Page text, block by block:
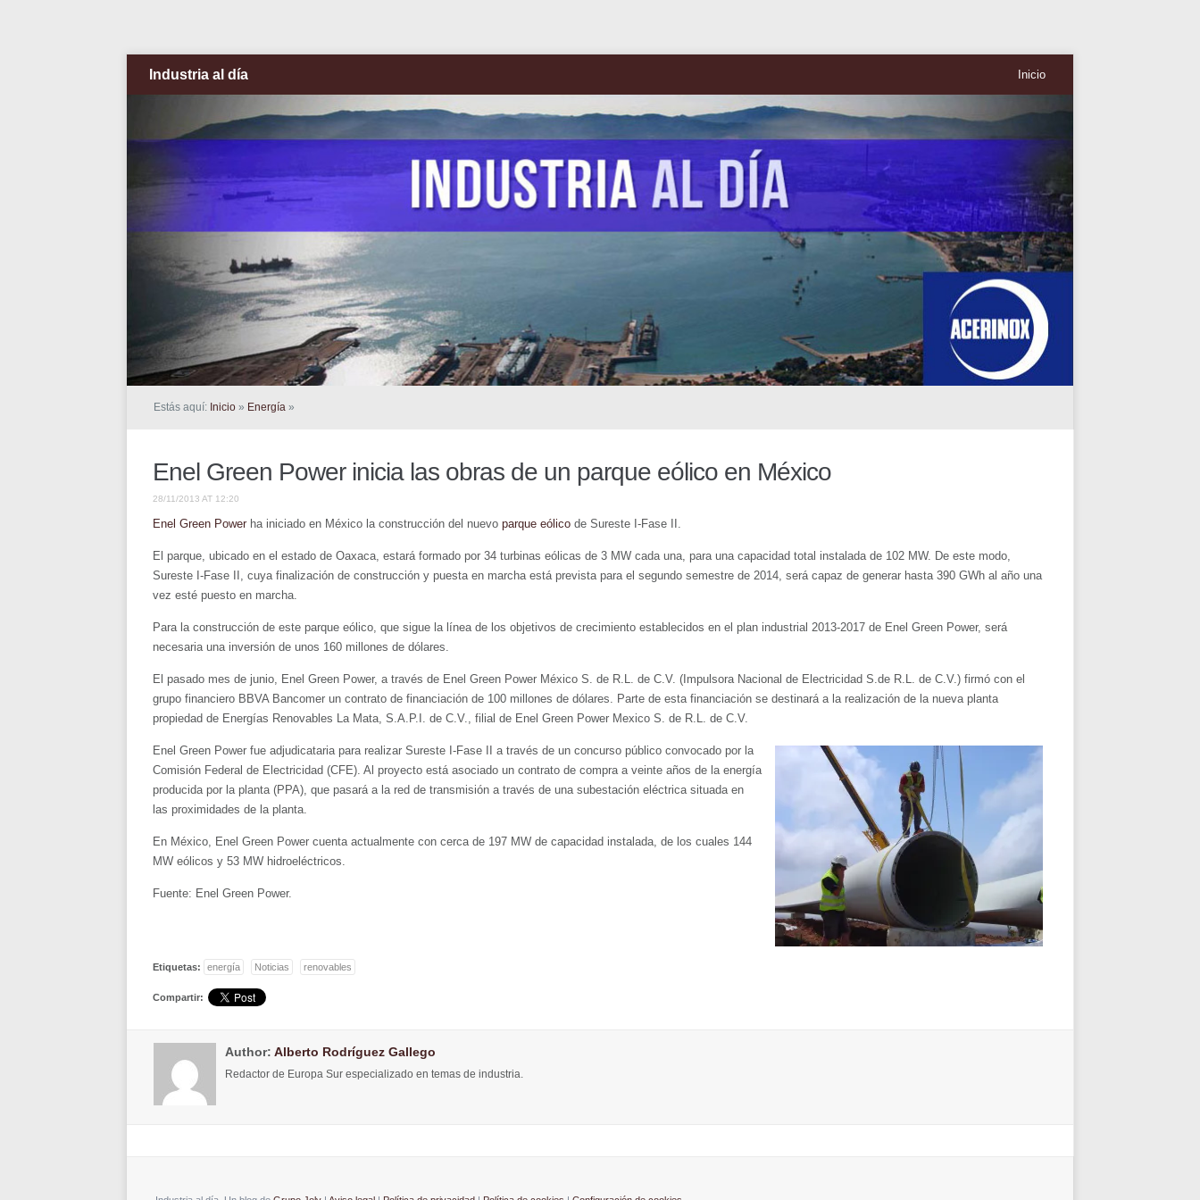
Industria al día Inicio
Estás aquí: Inicio » Energía »
Enel Green Power inicia las obras de un parque eólico en México
28/11/2013 AT 12:20
Enel Green Power ha iniciado en México la construcción del nuevo parque eólico de Sureste I-Fase II.
El parque, ubicado en el estado de Oaxaca, estará formado por 34 turbinas eólicas de 3 MW cada una, para una capacidad total instalada de 102 MW. De este modo,
Sureste I-Fase II, cuya finalización de construcción y puesta en marcha está prevista para el segundo semestre de 2014, será capaz de generar hasta 390 GWh al año una
vez esté puesto en marcha.
Para la construcción de este parque eólico, que sigue la línea de los objetivos de crecimiento establecidos en el plan industrial 2013-2017 de Enel Green Power, será
necesaria una inversión de unos 160 millones de dólares.
El pasado mes de junio, Enel Green Power, a través de Enel Green Power México S. de R.L. de C.V. (Impulsora Nacional de Electricidad S.de R.L. de C.V.) firmó con el
grupo financiero BBVA Bancomer un contrato de financiación de 100 millones de dólares. Parte de esta financiación se destinará a la realización de la nueva planta
propiedad de Energías Renovables La Mata, S.A.P.I. de C.V., filial de Enel Green Power Mexico S. de R.L. de C.V.
Enel Green Power fue adjudicataria para realizar Sureste I-Fase II a través de un concurso público convocado por la
Comisión Federal de Electricidad (CFE). Al proyecto está asociado un contrato de compra a veinte años de la energía
producida por la planta (PPA), que pasará a la red de transmisión a través de una subestación eléctrica situada en
las proximidades de la planta.
En México, Enel Green Power cuenta actualmente con cerca de 197 MW de capacidad instalada, de los cuales 144
MW eólicos y 53 MW hidroeléctricos.
Fuente: Enel Green Power.
Etiquetas: energía Noticias renovables
Compartir:
Author: Alberto Rodríguez Gallego
Redactor de Europa Sur especializado en temas de industria.